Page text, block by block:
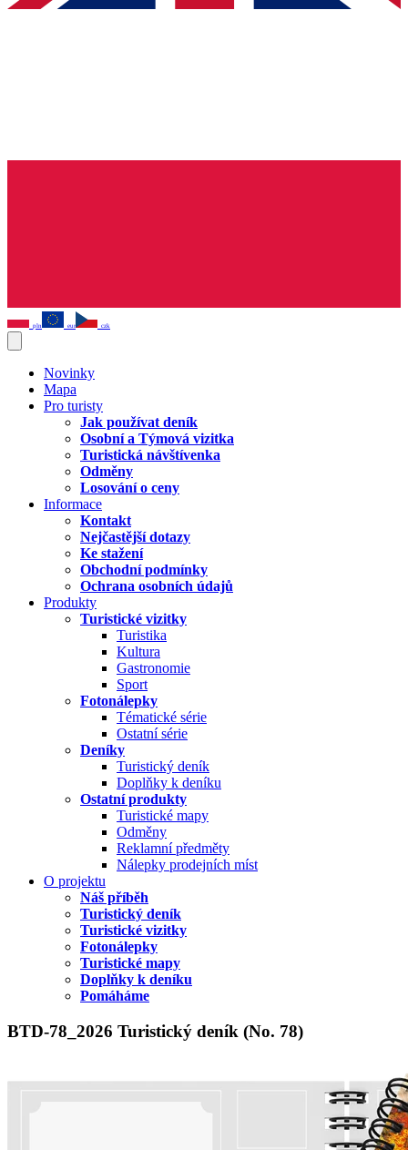
pln eur czk
Novinky
Mapa
Pro turisty
Jak používat deník
Osobní a Týmová vizitka
Turistická návštívenka
Odměny
Losování o ceny
Informace
Kontakt
Nejčastější dotazy
Ke stažení
Obchodní podmínky
Ochrana osobních údajů
Produkty
Turistické vizitky
Turistika
Kultura
Gastronomie
Sport
Fotonálepky
Tématické série
Ostatní série
Deníky
Turistický deník
Doplňky k deníku
Ostatní produkty
Turistické mapy
Odměny
Reklamní předměty
Nálepky prodejních míst
O projektu
Náš příběh
Turistický deník
Turistické vizitky
Fotonálepky
Turistické mapy
Doplňky k deníku
Pomáháme
BTD-78_2026 Turistický deník (No. 78)